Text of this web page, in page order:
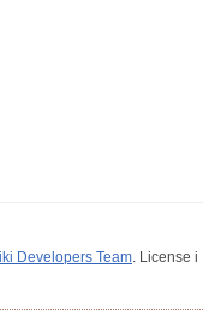
Developers Team. License i